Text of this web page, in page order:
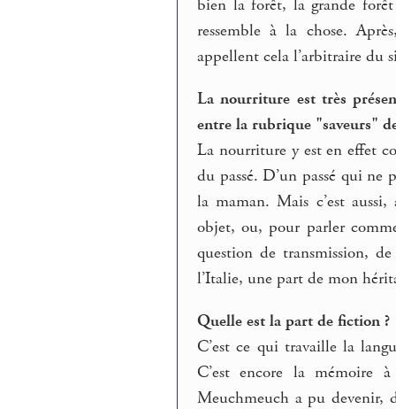
bien la forêt, la grande
ressemble à la chose.
appellent cela l’arbitraire du
La nourriture est très
entre la rubrique "saveurs"
La nourriture y est en effet
du passé. D’un passé qui
la maman. Mais c’est
objet, ou, pour parler
question de transmission,
l’Italie, une part de mon
Quelle est la part de fiction ?
C’est ce qui travaille la
C’est encore la mémoire
Meuchmeuch a pu devenir,